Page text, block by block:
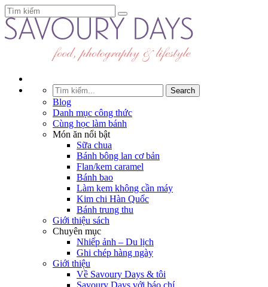
Blog
Danh mục công thức
Cùng học làm bánh
Món ăn nổi bật
Sữa chua
Bánh bông lan cơ bản
Flan/kem caramel
Bánh bao
Làm kem không cần máy
Kim chi Hàn Quốc
Bánh trung thu
Giới thiệu sách
Chuyên mục
Nhiếp ảnh – Du lịch
Ghi chép hàng ngày
Giới thiệu
Về Savoury Days & tôi
Savoury Days với báo chí